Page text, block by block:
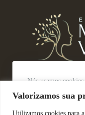
Valorizamos sua
Utilizamos cookies para
Nós usamos
experiência em
Direitos Reservados